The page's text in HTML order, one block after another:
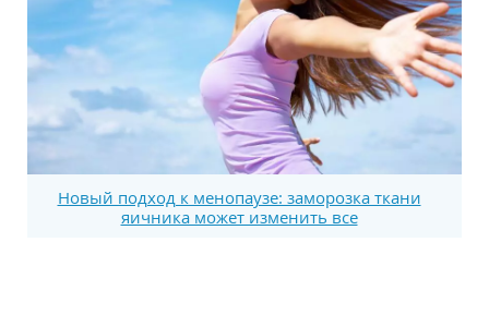
Новый подход к менопаузе: заморозка ткани
яичника может изменить все